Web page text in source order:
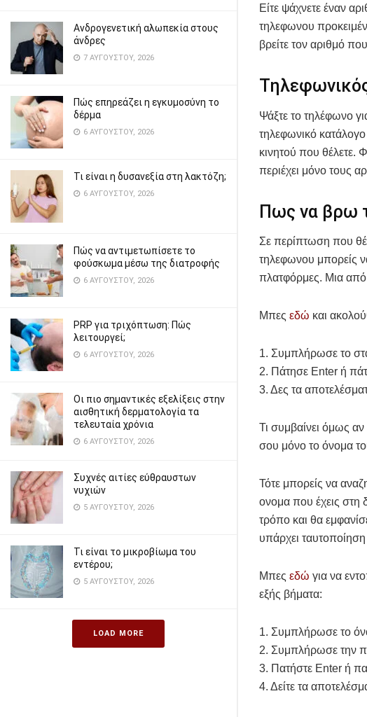
Ανδρογενετική αλωπεκία στους
άνδρες
7 ΑΥΓΟΎΣΤΟΥ, 2026
Πώς επηρεάζει η εγκυμοσύνη το
δέρμα
6 ΑΥΓΟΎΣΤΟΥ, 2026
Τι είναι η δυσανεξία στη λακτόζη;
6 ΑΥΓΟΎΣΤΟΥ, 2026
Πώς να αντιμετωπίσετε το
φούσκωμα μέσω της διατροφής
6 ΑΥΓΟΎΣΤΟΥ, 2026
PRP για τριχόπτωση: Πώς
λειτουργεί;
6 ΑΥΓΟΎΣΤΟΥ, 2026
Οι πιο σημαντικές εξελίξεις στην
αισθητική δερματολογία τα
τελευταία χρόνια
6 ΑΥΓΟΎΣΤΟΥ, 2026
Συχνές αιτίες εύθραυστων
νυχιών
5 ΑΥΓΟΎΣΤΟΥ, 2026
Τι είναι το μικροβίωμα του
εντέρου;
5 ΑΥΓΟΎΣΤΟΥ, 2026
LOAD MORE
Είτε ψάχνετε έναν
τηλεφωνου
βρείτε τον αριθμό
Ψάξτε το τηλέφωνο
τηλεφωνικό
κινητού που θέλετε.
περιέχει μόνο τους
Πως να βρω
Σε περίπτωση που
τηλεφωνου μπορείς
πλατφόρμες. Μια από
Μπες εδώ και
1. Συμπλήρωσε το
2. Πάτησε Enter ή
3. Δες τα
Τι συμβαίνει όμως αν
σου μόνο το όνομα
Τότε μπορείς να
ονομα που έχεις στη
τρόπο και θα
υπάρχει
Μπες εδώ για να
εξής βήματα:
1. Συμπλήρωσε το
2. Συμπλήρωσε την
3. Πατήστε Enter ή
4. Δείτε τα